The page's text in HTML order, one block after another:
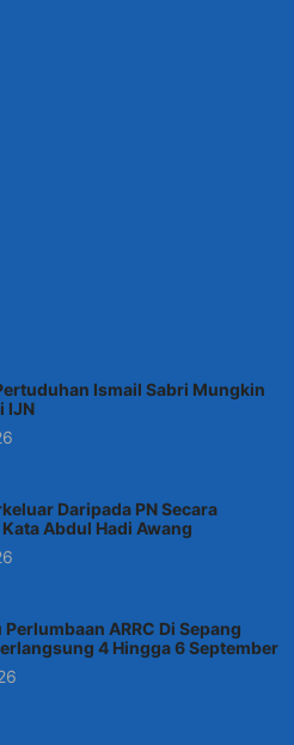
Ismail Sabri Mungkin
IJN
Daripada PN Secara
Abdul Hadi Awang
ARRC Di Sepang
4 Hingga 6 September